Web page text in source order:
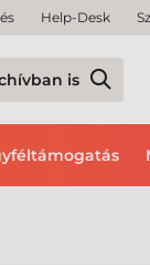
Help-Desk
is